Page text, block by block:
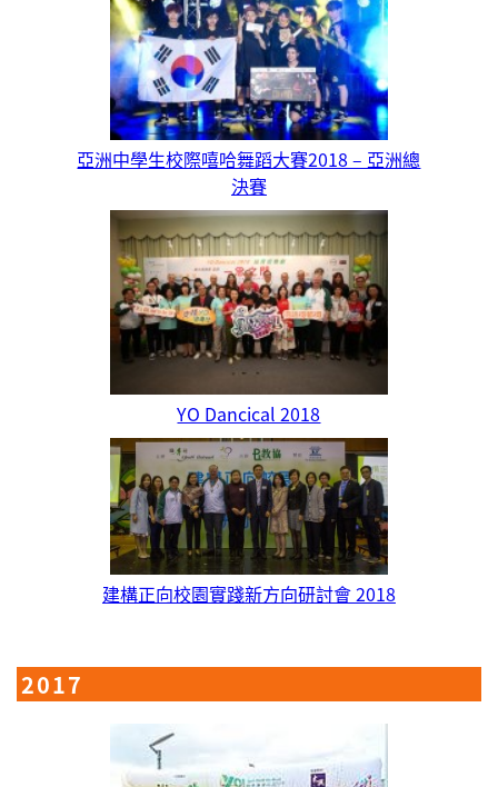
亞洲中學生校際嘻哈舞蹈大賽2018 – 亞洲總
決賽
YO Dancical 2018
建構正向校園實踐新方向研討會 2018
2017